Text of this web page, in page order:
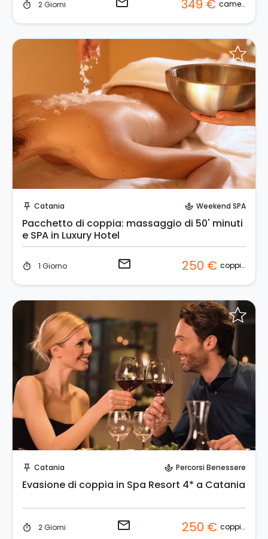
timer 2 Giorni 349 € camera
push_pin Catania spa Weekend SPA
Pacchetto di coppia: massaggio di 50' minuti
e SPA in Luxury Hotel
timer 1 Giorno email 250 € coppia
push_pin Catania spa Percorsi Benessere
Evasione di coppia in Spa Resort 4* a Catania
timer 2 Giorni email 250 € coppia